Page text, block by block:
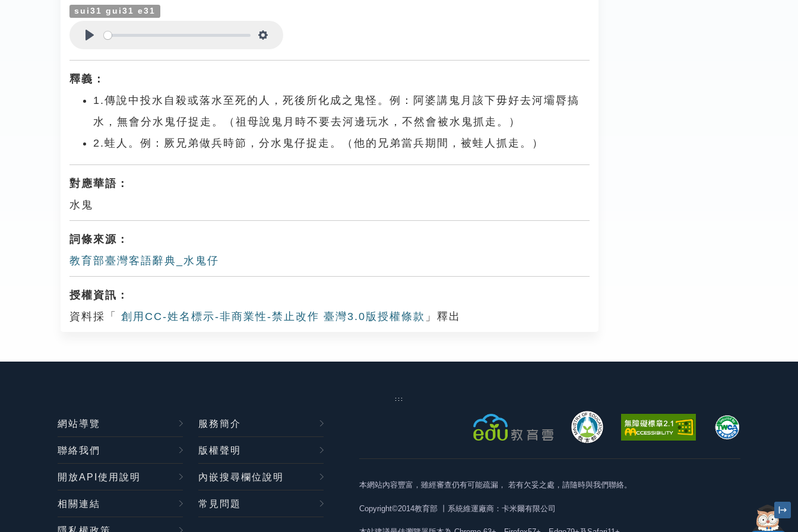
sui31 gui31 e31
釋義：
1.傳說中投水自殺或落水至死的人，死後所化成之鬼怪。例：阿婆講鬼月該下毋好去河壩脣搞
水，無會分水鬼仔捉走。（祖母說鬼月時不要去河邊玩水，不然會被水鬼抓走。）
2.蛙人。例：厥兄弟做兵時節，分水鬼仔捉走。（他的兄弟當兵期間，被蛙人抓走。）
對應華語：
水鬼
詞條來源：
教育部臺灣客語辭典_水鬼仔
授權資訊：
資料採「
創用CC-姓名標示-非商業性-禁止改作 臺灣3.0版授權條款 」釋出
:::
網站導覽 服務簡介
聯絡我們 版權聲明
開放API使用說明 內嵌搜尋欄位說明
相關連結 常見問題
本網站內容豐富，雖經審查仍有可能疏漏， 若有欠妥之處，請隨時與我們聯絡。
Copyright©2014教育部 丨系統維運廠商：卡米爾有限公司